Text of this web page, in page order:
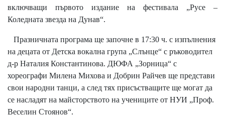
включващи първото издание на фестивала „Русе –
Коледната звезда на Дунав“.
Празничната програма ще започне в 17:30 ч. с изпълнения
на децата от Детска вокална група „Слънце“ с ръководител
д-р Наталия Константинова. ДЮФА „Зорница“ с
хореографи Милена Михова и Добрин Райчев ще представи
свои народни танци, а след тях присъстващите ще могат да
се насладят на майсторството на учениците от НУИ „Проф.
Веселин Стоянов“.